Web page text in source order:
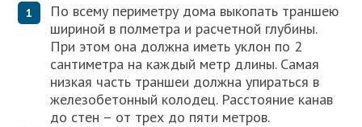
По всему периметру дома выкопать траншею
шириной в полметра и расчетной глубины.
При этом она должна иметь уклон по 2
сантиметра на каждый метр длины. Самая
низкая часть траншеи должна упираться в
железобетонный колодец. Расстояние канав
до стен – от трех до пяти метров.